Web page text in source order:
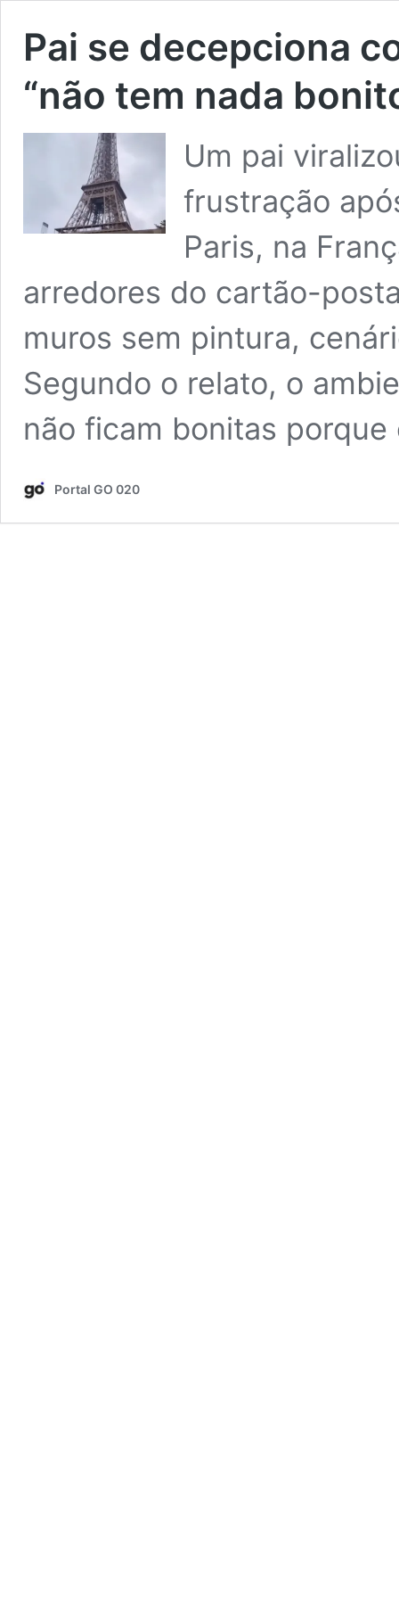
Pai se decepciona
“não tem nada
Um pai
frustração
Paris, na
arredores do cartão-
muros sem pintura,
Segundo o relato, o
não ficam bonitas
Portal GO 020